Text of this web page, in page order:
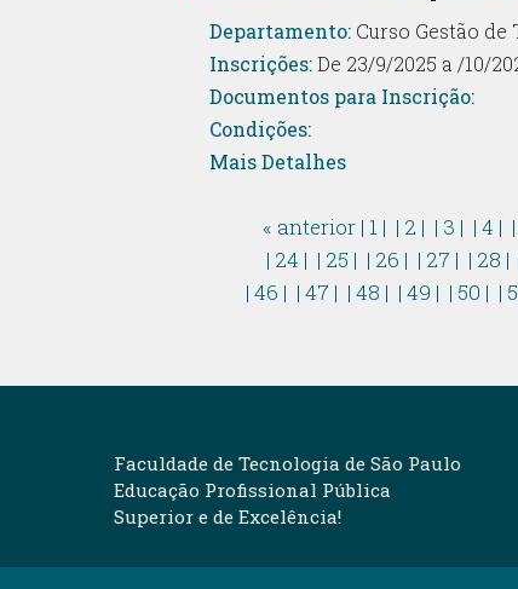
Departamento:Curso Gestão de
Inscrições:De 23/9/2025 a /10/
Documentos para Inscrição:
Condições:
Mais Detalhes
« anterior | 1 | | 2 | | 3 | | 4 |
| 24 | | 25 | | 26 | | 27 | | 28 |
| 46 | | 47 | | 48 | | 49 | | 50 | |
Faculdade de Tecnologia de São Paulo
Educação Profissional Pública
Superior e de Excelência!